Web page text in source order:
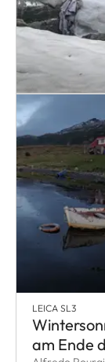
LEICA SL3
am Ende